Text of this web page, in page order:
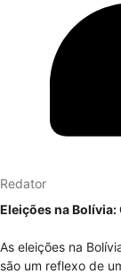
Redator
Eleições na
As eleições na
são um reflexo de